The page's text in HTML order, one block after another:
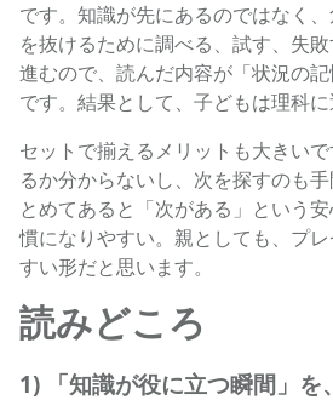
です。知識が先にあるのではなく
を抜けるために調べる、試す、失
進むので、読んだ内容が「状況の
です。結果として、子どもは理科に
セットで揃えるメリットも大きい
るか分からないし、次を探すのも
とめてあると「次がある」という
慣になりやすい。親としても、プ
すい形だと思います。
読みどころ
1) 「知識が役に立つ瞬間」を